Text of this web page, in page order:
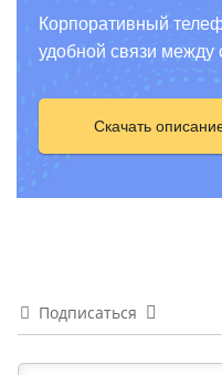
Корпоративный
удобной связи между
Скачать
Подписаться